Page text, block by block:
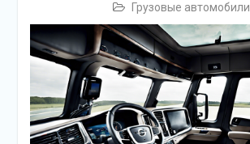
Грузовые автомобили